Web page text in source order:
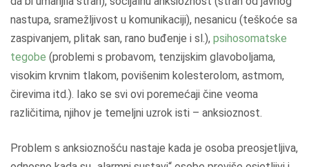
nastupa, sramežljivost u komunikaciji), nesanicu (teškoće sa
zaspivanjem, plitak san, rano buđenje i sl.), psihosomatske
tegobe (problemi s probavom, tenzijskim glavoboljama,
visokim krvnim tlakom, povišenim kolesterolom, astmom,
čirevima itd.). Iako se svi ovi poremećaji čine veoma
različitima, njihov je temeljni uzrok isti – anksioznost.
Problem s anksioznošću nastaje kada je osoba preosjetljiva,